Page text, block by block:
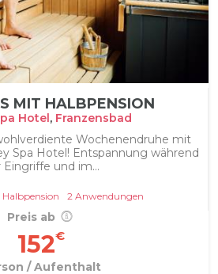
MIT HALBPENSION
Hotel, Franzensbad
Wochenendruhe mit
Spa Hotel! Entspannung während
Eingriffe und im...
Halbpension 2 Anwendungen
Preis ab
152€
/ Aufenthalt